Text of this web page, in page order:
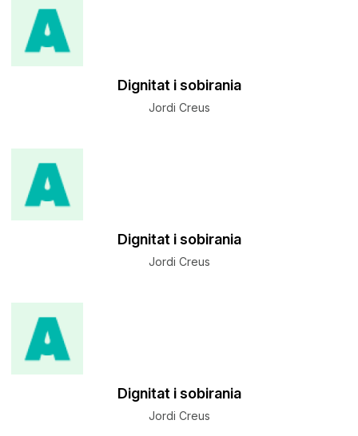
Dignitat i sobirania
Jordi Creus
Dignitat i sobirania
Jordi Creus
Dignitat i sobirania
Jordi Creus